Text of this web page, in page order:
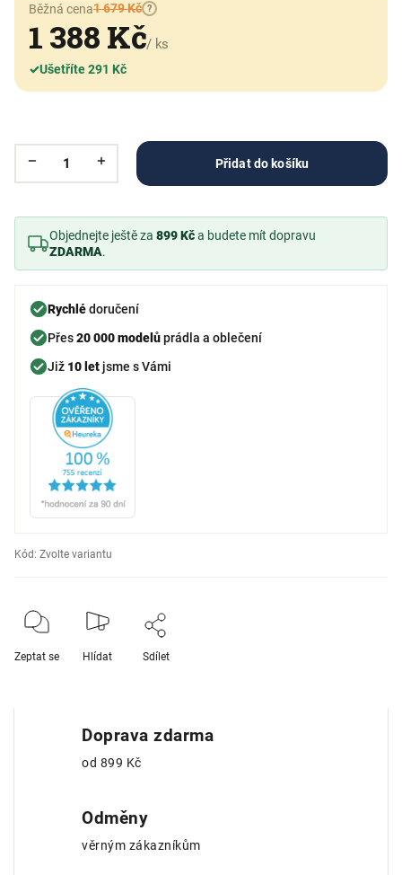
Běžná cena1 679 Kč ?
1 388 Kč/ ks
✓Ušetříte 291 Kč
Přidat do košíku
Objednejte ještě za 899 Kča budete mít dopravu
ZDARMA.
Rychlédoručení
Přes20 000 modelůprádla a oblečení
Již 10 let jsme s Vámi
Kód: Zvolte variantu
Zeptat se Hlídat Sdílet
Doprava zdarma
od 899 Kč
Odměny
věrným zákazníkům